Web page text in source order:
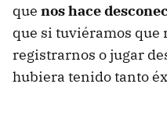
que nos hace
que si tuviéramos que
registrarnos o jugar
hubiera tenido tanto